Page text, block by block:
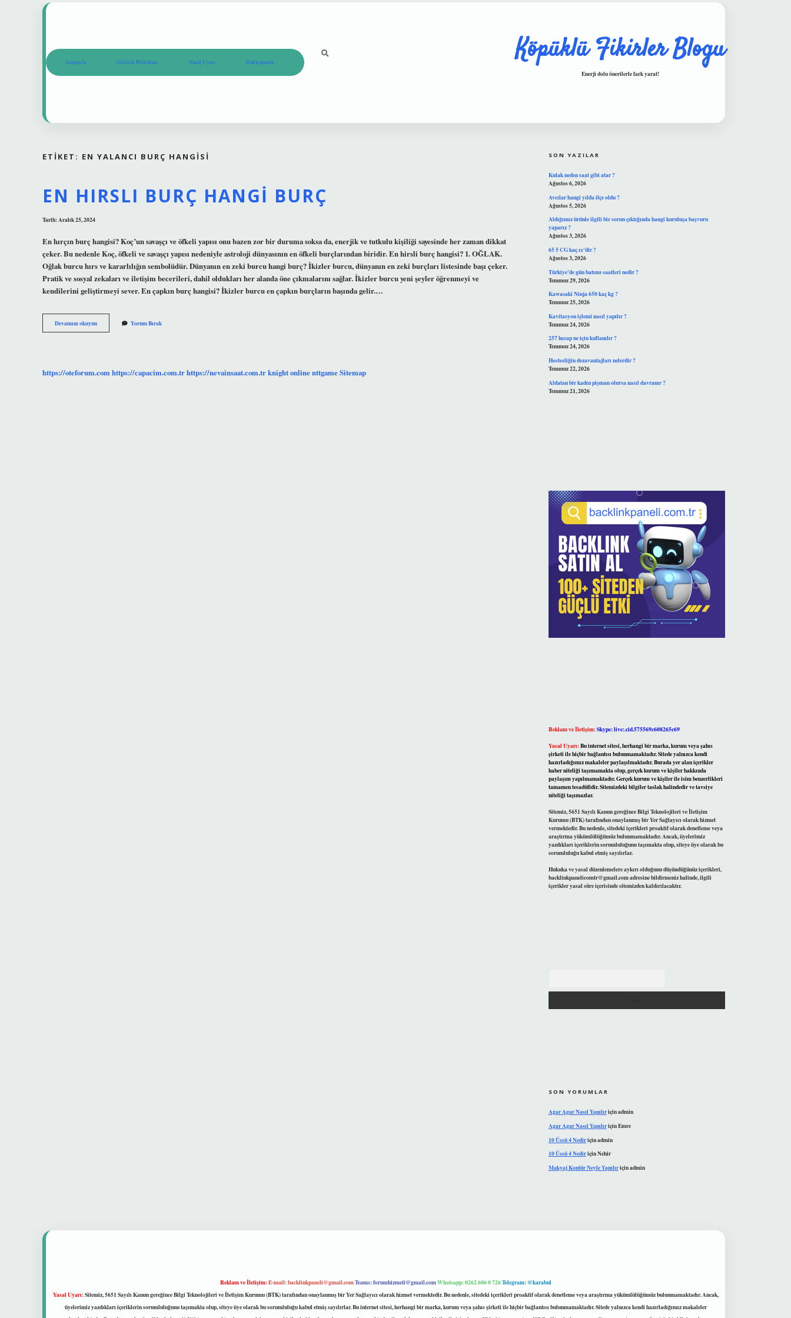
Anasayfa Gizlilik Politikası Yasal Uyarı Hakkımızda Köpüklü Fikirler Blogu
Enerji dolu önerilerle fark yarat!
ETIKET: EN YALANCI BURÇ HANGISI
EN HIRSLI BURÇ HANGI BURÇ
Tarih: Aralık 25, 2024
En hırçın burç hangisi? Koç’un savaşçı ve öfkeli yapısı onu bazen zor bir duruma soksa da, enerjik ve tutkulu kişiliği sayesinde her zaman dikkat
çeker. Bu nedenle Koç, öfkeli ve savaşçı yapısı nedeniyle astroloji dünyasının en öfkeli burçlarından biridir. En hirsli burç hangisi? 1. OĞLAK.
Oğlak burcu hırs ve kararlılığın sembolüdür. Dünyanın en zeki burcu hangi burç? İkizler burcu, dünyanın en zeki burçları listesinde başı çeker.
Pratik ve sosyal zekaları ve iletişim becerileri, dahil oldukları her alanda öne çıkmalarını sağlar. İkizler burcu yeni şeyler öğrenmeyi ve
kendilerini geliştirmeyi sever. En çapkın burç hangisi? İkizler burcu en çapkın burçların başında gelir.…
Devamını okuyunEn
Hırslı
Yorum Bırak
https://oteforum.comhttps://capacim.com.trhttps://nevainsaat.com.trknight onlinenttgameSitemap
SON YAZILAR
Kulak neden saat gibi atar ?
Ağustos 6, 2026
Avcılar hangi yılda ilçe oldu ?
Ağustos 5, 2026
Aldığımız ürünle ilgili bir sorun çıktığında hangi kuruluşa başvuru
yaparız ?
Ağustos 3, 2026
65 5 CG kaç cc’dir ?
Ağustos 3, 2026
Türkiye’de gün batımı saatleri nedir ?
Temmuz 29, 2026
Kawasaki Ninja 650 kaç kg ?
Temmuz 25, 2026
Kavitasyon işlemi nasıl yapılır ?
Temmuz 24, 2026
257 hesap ne için kullanılır ?
Temmuz 24, 2026
Hostesliğin dezavantajları nelerdir ?
Temmuz 22, 2026
Aldatan bir kadın pişman olursa nasıl davranır ?
Temmuz 21, 2026
Reklam ve İletişim:Skype: live:.cid.575569c608265c69
Yasal Uyarı:Bu internet sitesi, herhangi bir marka, kurum veya şahıs
şirketi ile hiçbir bağlantısı bulunmamaktadır. Sitede yalnızca kendi
hazırladığımız makaleler paylaşılmaktadır. Burada yer alan içerikler
haber niteliği taşımamakta olup, gerçek kurum ve kişiler hakkında
paylaşım yapılmamaktadır. Gerçek kurum ve kişiler ile isim benzerlikleri
tamamen tesadüfidir. Sitemizdeki bilgiler taslak halindedir ve tavsiye
niteliği taşımazlar.
Sitemiz, 5651 Sayılı Kanun gereğince Bilgi Teknolojileri ve İletişim
Kurumu (BTK) tarafından onaylanmış bir Yer Sağlayıcı olarak hizmet
vermektedir. Bu nedenle, sitedeki içerikleri proaktif olarak denetleme veya
araştırma yükümlülüğümüz bulunmamaktadır. Ancak, üyelerimiz
yazdıkları içeriklerin sorumluluğunu taşımakta olup, siteye üye olarak bu
sorumluluğu kabul etmiş sayılırlar.
Hukuka ve yasal düzenlemelere aykırı olduğunu düşündüğünüz içerikleri,
backlinkpanelicomtr@gmail.comadresine bildirmeniz halinde, ilgili
içerikler yasal süre içerisinde sitemizden kaldırılacaktır.
SON YORUMLAR
Agar Agar Nasıl Yapılıriçinadmin
Agar Agar Nasıl YapılıriçinEmre
10 Üssü 4 Nediriçinadmin
10 Üssü 4 NediriçinNehir
Makyaj Kontür Neyle Yapılıriçinadmin
Reklam ve İletişim:E-mail:backlinkpaneli@gmail.comTeams:forumhizmeti@gmail.comWhatsapp: 0262 606 0 726Telegram: @karabul
Yasal Uyarı:Sitemiz, 5651 Sayılı Kanun gereğince Bilgi Teknolojileri ve İletişim Kurumu (BTK) tarafından onaylanmış bir Yer Sağlayıcı olarak hizmet vermektedir. Bu nedenle, sitedeki içerikleri proaktif olarak denetleme veya araştırma yükümlülüğümüz bulunmamaktadır. Ancak,
üyelerimiz yazdıkları içeriklerin sorumluluğunu taşımakta olup, siteye üye olarak bu sorumluluğu kabul etmiş sayılırlar. Bu internet sitesi, herhangi bir marka, kurum veya şahıs şirketi ile hiçbir bağlantısı bulunmamaktadır. Sitede yalnızca kendi hazırladığımız makaleler